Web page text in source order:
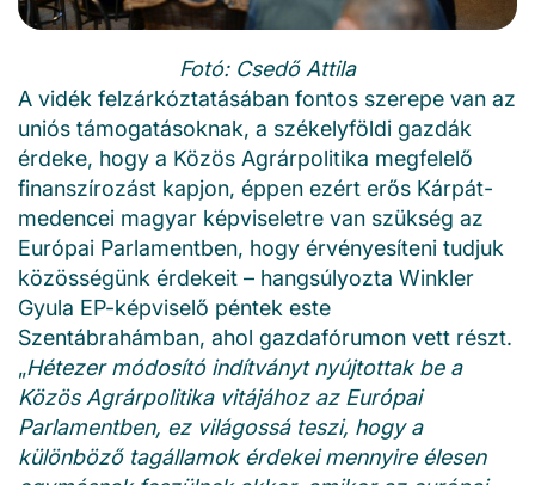
Fotó: Csedő Attila
A vidék felzárkóztatásában fontos szerepe van az
uniós támogatásoknak, a székelyföldi gazdák
érdeke, hogy a Közös Agrárpolitika megfelelő
finanszírozást kapjon, éppen ezért erős Kárpát-
medencei magyar képviseletre van szükség az
Európai Parlamentben, hogy érvényesíteni tudjuk
közösségünk érdekeit – hangsúlyozta Winkler
Gyula EP-képviselő péntek este
Szentábrahámban, ahol gazdafórumon vett részt.
„Hétezer módosító indítványt nyújtottak be a
Közös Agrárpolitika vitájához az Európai
Parlamentben, ez világossá teszi, hogy a
különböző tagállamok érdekei mennyire élesen